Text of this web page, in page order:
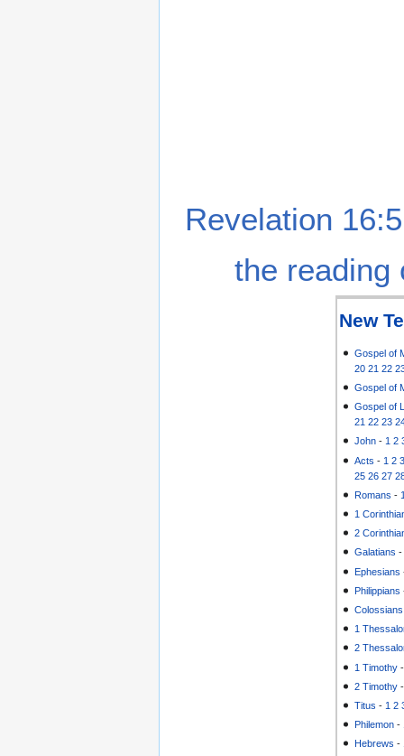
Revelation
the reading
New
Gospel of
20 21 22
Gospel of
Gospel of
21 22 23
John -1 2
Acts - 1 2
25 26 27
Romans -
1
2
Galatians
Ephesians
Philippians
Colossians
1
2
1 Timothy
2 Timothy
Titus - 1 2
Philemon -
Hebrews -